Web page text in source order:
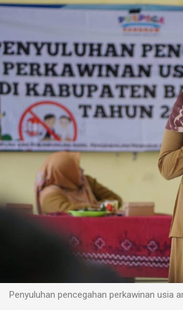
Penyuluhan pencegahan perkawinan usia